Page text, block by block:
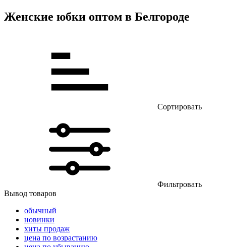
Женские юбки оптом в Белгороде
Сортировать
Фильтровать
Вывод товаров
обычный
новинки
хиты продаж
цена по возрастанию